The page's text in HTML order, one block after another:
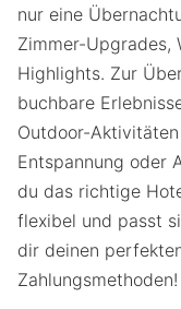
nur eine
Zimmer-Upgrades,
Highlights. Zur
buchbare
Outdoor-
Entspannung oder
du das richtige
flexibel und passt
dir deinen
Zahlungsmethoden!